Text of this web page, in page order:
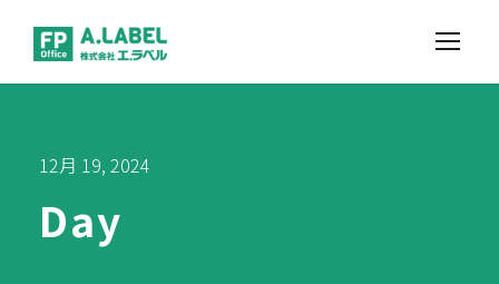
12月 19, 2024
Day